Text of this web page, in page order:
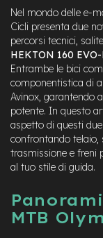
B
S
p
e
r
l
i
g
h
t
e
T
B
F
Nel mondo delle e-
Cicli presenta due
percorsi tecnici,
HEKTON 160 EVO-
Entrambe le bici
componentistica di
Avinox, garantendo
potente. In questo
aspetto di questi
confrontando telaio,
trasmissione e freni
al tuo stile di guida.
MTB